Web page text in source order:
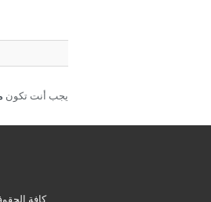
يجب أنت تكون
كافة